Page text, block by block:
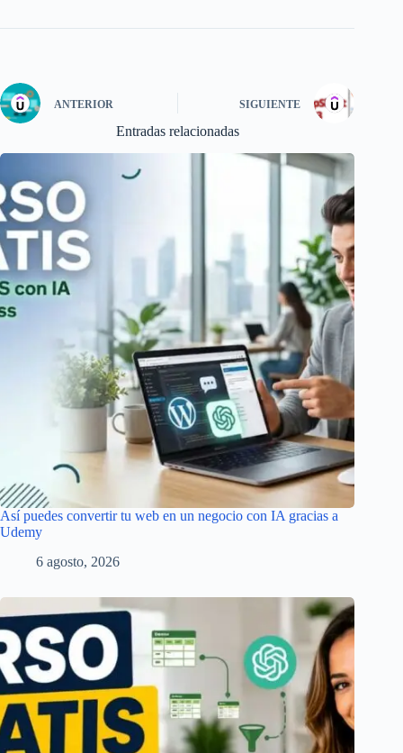
ANTERIOR SIGUIENTE
Entradas relacionadas
Así puedes convertir tu web en un negocio con IA gracias a
Udemy
6 agosto, 2026